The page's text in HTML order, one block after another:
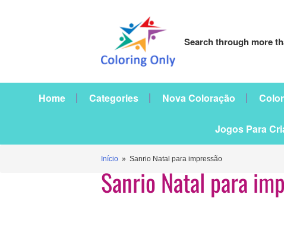
Search through more
Home Categories Nova Coloração
Jogos Para
Início » Sanrio Natal para impressão
Sanrio Natal para